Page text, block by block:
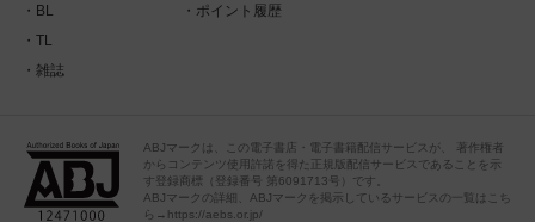
BL
TL
雑誌
ポイント履歴
ABJマークは、この電子書店・電子書籍配信サービスが、 著作権者
からコンテンツ使用許諾を得た正規版配信サービスであることを示
す登録商標（登録番号 第6091713号）です。
ABJマークの詳細、ABJマークを掲示しているサービスの一覧はこち
ら→https://aebs.or.jp/